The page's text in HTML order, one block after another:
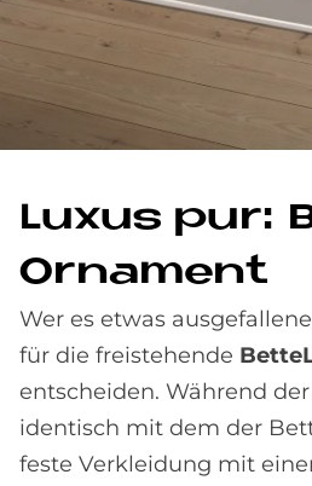
Lu­xus pur:
Or­na­ment
Wer es etwas
für die freistehende
entscheiden. Während
identisch mit dem der
feste Verkleidung mit